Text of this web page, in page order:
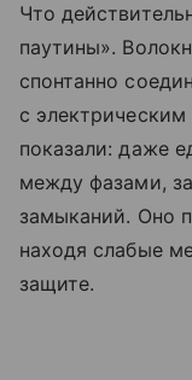
Что
паутины».
спонтанно
с
показали: даже
между фазами,
замыканий. Оно
находя слабые
защите.